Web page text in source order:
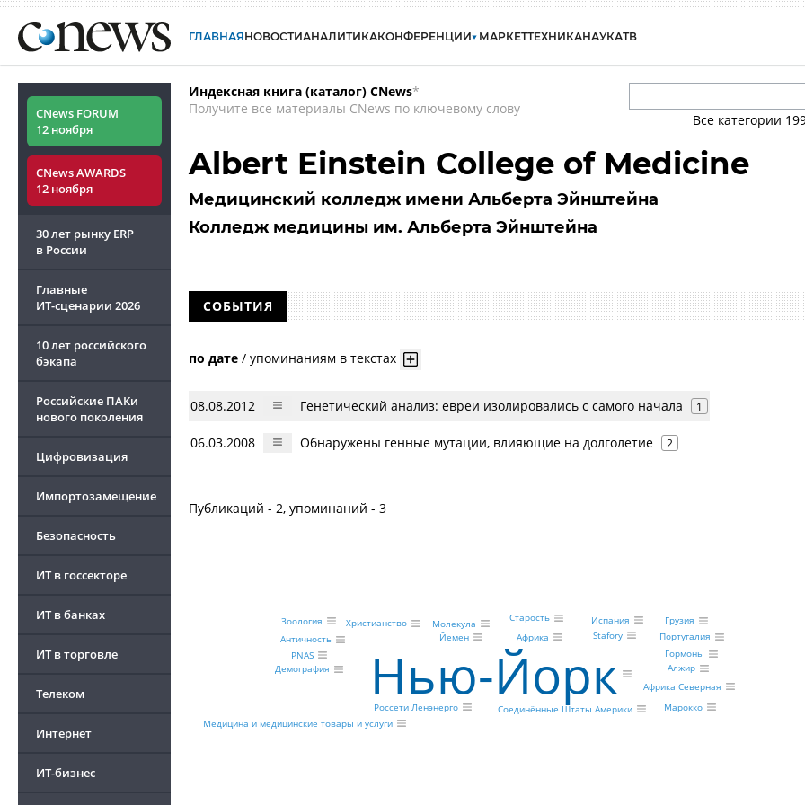
ГЛАВНАЯНОВОСТИАНАЛИТИКАКОНФЕРЕНЦИИ МАРКЕТТЕХНИКАНАУКАТВ
CNews FORUM
12 ноября
CNews AWARDS
12 ноября
30 лет рынку ERP
в России
Главные
ИТ-сценарии 2026
10 лет российского
бэкапа
Российские ПАКи
нового поколения
Цифровизация
Импортозамещение
Безопасность
ИТ в госсекторе
ИТ в банках
ИТ в торговле
Телеком
Интернет
ИТ-бизнес
Индексная книга (каталог) CNews*
Получите все материалы CNews по ключевому слову
Все категории
Albert Einstein College of Medicine
Медицинский колледж имени Альберта Эйнштейна
Колледж медицины им. Альберта Эйнштейна
СОБЫТИЯ
по дате / упоминаниям в текстах
08.08.2012 Генетический анализ: евреи изолировались с самого начала 1
06.03.2008 Обнаружены генные мутации, влияющие на долголетие 2
Публикаций - 2, упоминаний - 3
Нью-Йорк
Россети Ленэнерго
Stafory
Соединённые Штаты Америки
Африка
Йемен
Африка Северная
Марокко
Алжир
Португалия
Грузия
Испания
Гормоны
Старость
Молекула
Христианство
Античность
Медицина и медицинские товары и услуги
Зоология
Демография
PNAS